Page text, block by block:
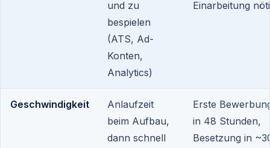
und zu
bespielen
(ATS, Ad-
Konten,
Analytics)
Einarbeitung
Geschwindigkeit
Anlaufzeit
beim Aufbau,
dann schnell
Erste
in 48 Stunden,
Besetzung in